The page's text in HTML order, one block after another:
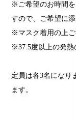
※ご希望のお時間
すので、ご希望に
※マスク着用の上ご
※37.5度以上の発熱
定員は各3名になり
ます。